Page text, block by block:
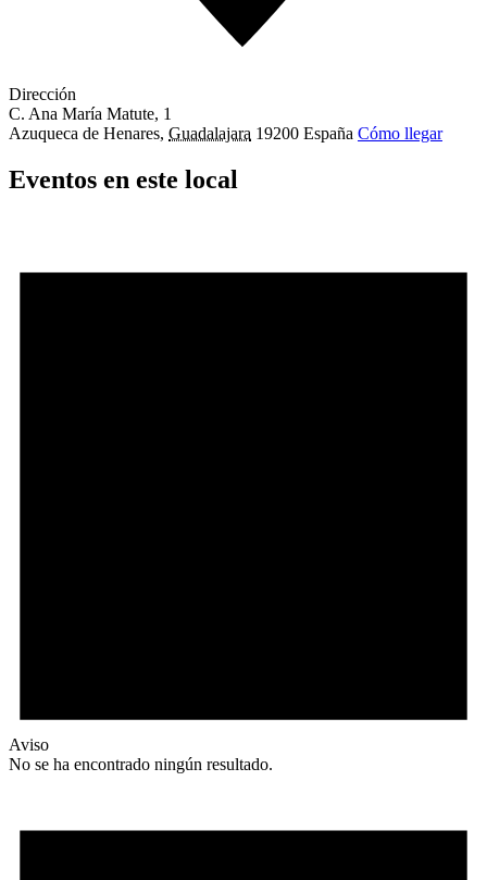
Dirección
C. Ana María Matute, 1
Azuqueca de Henares, Guadalajara 19200 España Cómo llegar
Eventos en este local
Aviso
No se ha encontrado ningún resultado.